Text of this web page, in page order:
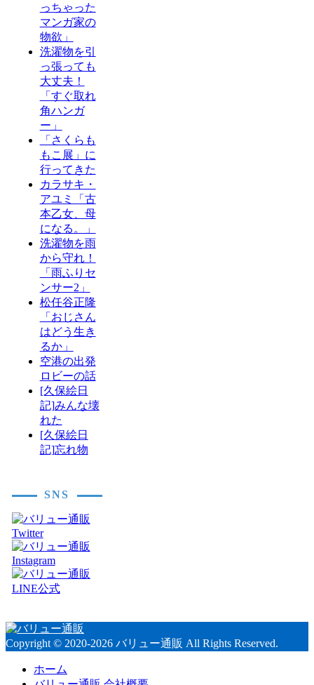
っちゃった
マンガ家の
物欲」
洗濯物を引
っ張っても
大丈夫！
「すぐ取れ
角ハンガ
ー」
「さくらも
もこ展」に
行ってきた
カラサキ・
アユミ「古
本乙女、母
になる。」
洗濯物を雨
から守れ！
「雨ふりセ
ンサー2」
松任谷正隆
「おじさん
はどう生き
るか」
空港の出発
ロビーの話
[久保絵日
記]みんな壊
れた
[久保絵日
記]忘れ物
SNS
Copyright © 2020-2026 バリュー通販 All Rights Reserved.
ホーム